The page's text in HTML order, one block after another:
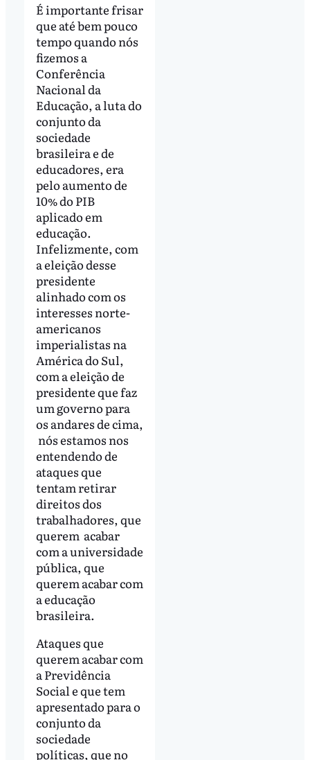
É importante frisar
que até bem pouco
tempo quando nós
fizemos a
Conferência
Nacional da
Educação, a luta do
conjunto da
sociedade
brasileira e de
educadores, era
pelo aumento de
10% do PIB
aplicado em
educação.
Infelizmente, com
a eleição desse
presidente
alinhado com os
interesses norte-
americanos
imperialistas na
América do Sul,
com a eleição de
presidente que faz
um governo para
os andares de cima,
nós estamos nos
entendendo de
ataques que
tentam retirar
direitos dos
trabalhadores, que
querem acabar
com a universidade
pública, que
querem acabar com
a educação
brasileira.
Ataques que
querem acabar com
a Previdência
Social e que tem
apresentado para o
conjunto da
sociedade
políticas, que no